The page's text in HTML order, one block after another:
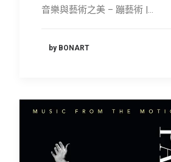
音樂與藝術之美 – 蹦藝術 |…
by BONART